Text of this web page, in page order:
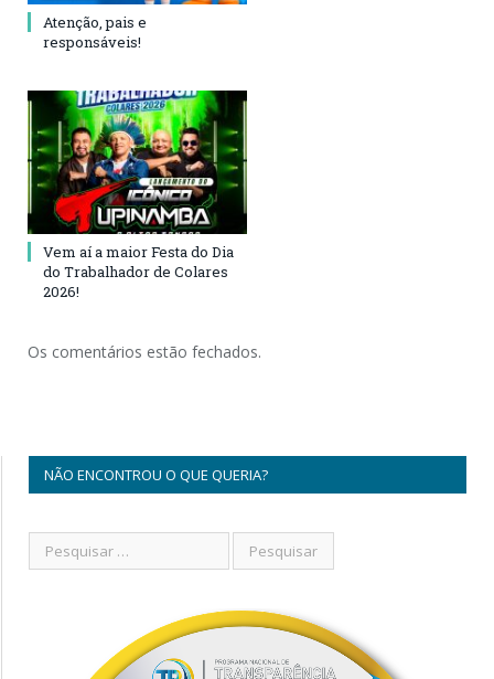
Atenção, pais e
responsáveis!
Vem aí a maior Festa do Dia
do Trabalhador de Colares
2026!
Os comentários estão fechados.
NÃO ENCONTROU O QUE QUERIA?